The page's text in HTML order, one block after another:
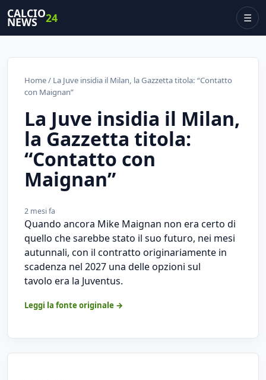
CALCIO
NEWS 24 ☰
Home/ La Juve insidia il Milan, la Gazzetta titola: “Contatto
con Maignan”
La Juve insidia il Milan,
la Gazzetta titola:
“Contatto con
Maignan”
2 mesi fa
Quando ancora Mike Maignan non era certo di
quello che sarebbe stato il suo futuro, nei mesi
autunnali, con il contratto originariamente in
scadenza nel 2027 una delle opzioni sul
tavolo era la Juventus.
Leggi la fonte originale →